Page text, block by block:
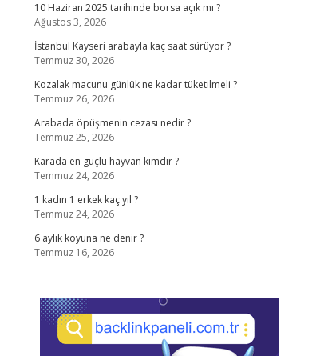
10 Haziran 2025 tarihinde borsa açık mı ?
Ağustos 3, 2026
İstanbul Kayseri arabayla kaç saat sürüyor ?
Temmuz 30, 2026
Kozalak macunu günlük ne kadar tüketilmeli ?
Temmuz 26, 2026
Arabada öpüşmenin cezası nedir ?
Temmuz 25, 2026
Karada en güçlü hayvan kimdir ?
Temmuz 24, 2026
1 kadın 1 erkek kaç yıl ?
Temmuz 24, 2026
6 aylık koyuna ne denir ?
Temmuz 16, 2026